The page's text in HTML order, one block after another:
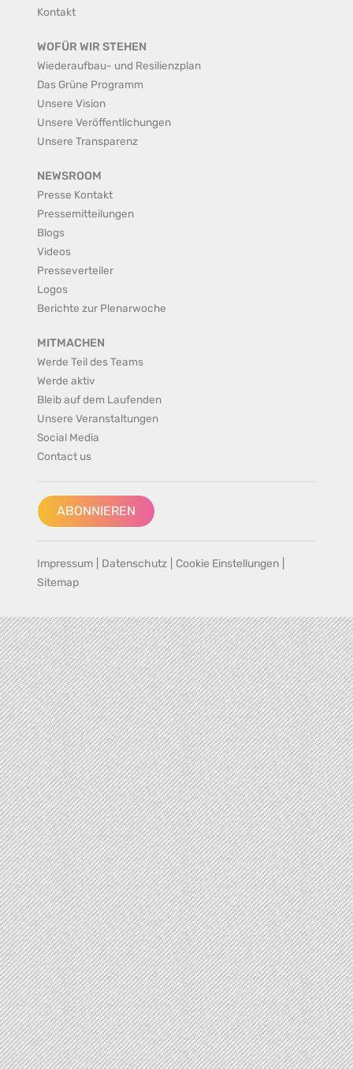
Kontakt
WOFÜR WIR STEHEN
Wiederaufbau- und Resilienzplan
Das Grüne Programm
Unsere Vision
Unsere Veröffentlichungen
Unsere Transparenz
NEWSROOM
Presse Kontakt
Pressemitteilungen
Blogs
Videos
Presseverteiler
Logos
Berichte zur Plenarwoche
MITMACHEN
Werde Teil des Teams
Werde aktiv
Bleib auf dem Laufenden
Unsere Veranstaltungen
Social Media
Contact us
ABONNIEREN
Impressum Datenschutz Cookie Einstellungen
Sitemap